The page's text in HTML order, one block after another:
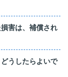
害は、補償され
うしたらよいで